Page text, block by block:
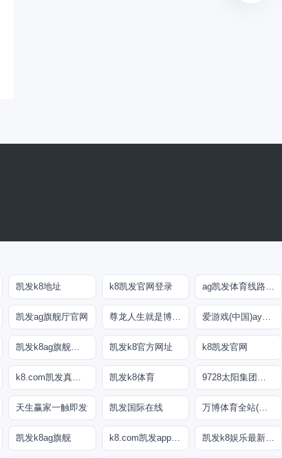
凯发k8地址 k8凯发官网登录 ag凯发体育线路检测
凯发ag旗舰厅官网 尊龙人生就是博!线上娱乐 爱游戏(中国)ayx·官方网站
凯发k8ag旗舰厅实力品牌 凯发k8官方网址 k8凯发官网
k8.com凯发真人娱乐 凯发k8体育 9728太阳集团首页
天生赢家一触即发 凯发国际在线 万博体育全站(Manbetx)官方网站
凯发k8ag旗舰 k8.com凯发app官方下载 凯发k8娱乐最新登录地址